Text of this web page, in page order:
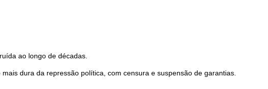
ao longo de décadas.
dura da repressão política, com censura e suspensão de garantias.